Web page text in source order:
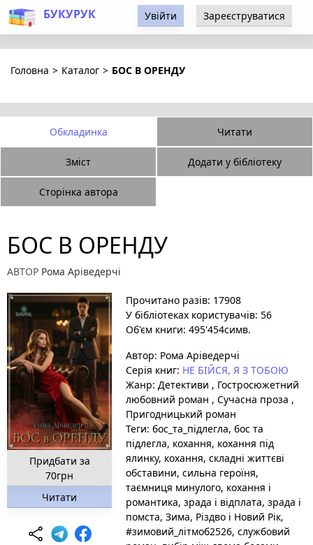
БУКУРУК Увійти Зареєструватися
Головна > Каталог > БОС В ОРЕНДУ
Обкладинка Читати
Зміст Додати у бібліотеку
Сторінка автора
БОС В ОРЕНДУ
АВТОР Рома Аріведерчі
Придбати за
70грн
Читати
Прочитано разів: 17908
У бібліотеках користувачів: 56
Об'єм книги: 495'454симв.
Автор: Рома Аріведерчі
Серія книг: НЕ БІЙСЯ, Я З ТОБОЮ
Жанр: Детективи , Гостросюжетний
любовний роман , Сучасна проза ,
Пригодницький роман
Теги: бос_та_підлегла, бос та
підлегла, кохання, кохання під
ялинку, кохання, складні життєві
обставини, сильна героїня,
таємниця минулого, кохання і
романтика, зрада і відплата, зрада і
помста, Зима, Різдво і Новий Рік,
#зимовий_літмоб2526, службовий